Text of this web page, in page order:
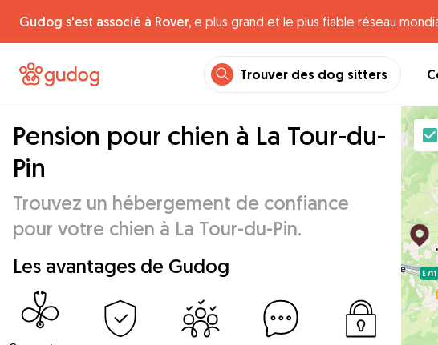
Gudog s'est associé à Rover, e plus grand et le plus fiable réseau
Trouver des dog sitters
Pension pour chien à La Tour-du-
Pin
Trouvez un hébergement de confiance
pour votre chien à La Tour-du-Pin.
Les avantages de Gudog